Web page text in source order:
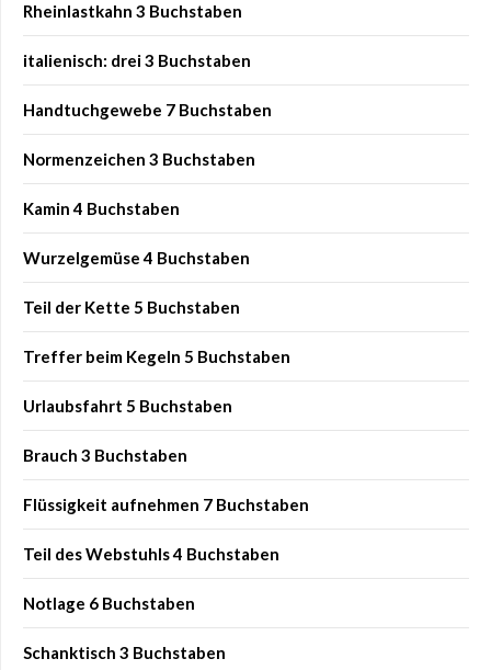
Rheinlastkahn 3 Buchstaben
italienisch: drei 3 Buchstaben
Handtuchgewebe 7 Buchstaben
Normenzeichen 3 Buchstaben
Kamin 4 Buchstaben
Wurzelgemüse 4 Buchstaben
Teil der Kette 5 Buchstaben
Treffer beim Kegeln 5 Buchstaben
Urlaubsfahrt 5 Buchstaben
Brauch 3 Buchstaben
Flüssigkeit aufnehmen 7 Buchstaben
Teil des Webstuhls 4 Buchstaben
Notlage 6 Buchstaben
Schanktisch 3 Buchstaben